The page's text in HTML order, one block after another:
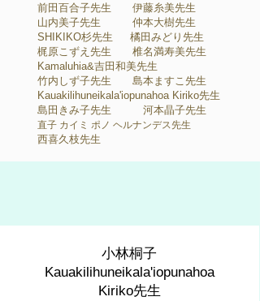
前田百合子先生 伊藤糸美先生
山内美子先生 仲本大樹先生
SHIKIKO杉先生 橘田みどり先生
梶原こずえ先生 椎名満寿美先生
Kamaluhia&吉田和美先生
竹内しず子先生 島本ますこ先生
Kauakilihuneikala'iopunahoa Kiriko先生
​島田きみ子先生 河本晶子先生
直子 カイミ ポノ ヘルナンデス先生
西喜久枝先生
小林桐子
Kauakilihuneikala'iopunahoa
Kiriko先生